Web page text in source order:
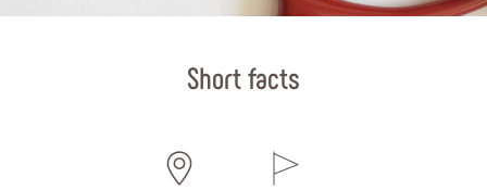
Short facts